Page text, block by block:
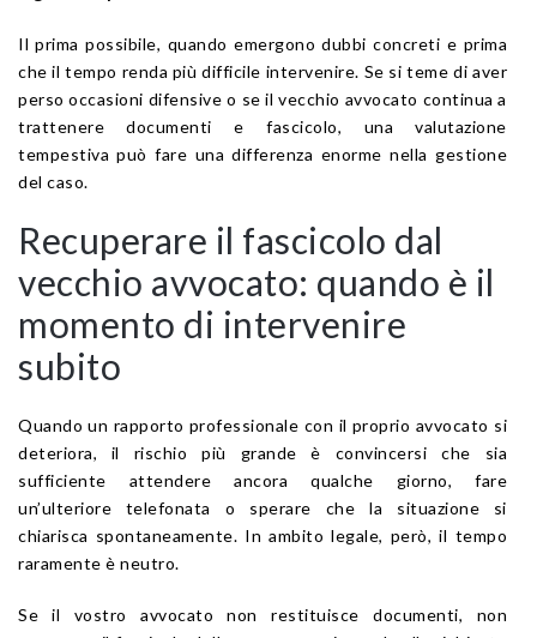
Il prima possibile, quando emergono dubbi concreti e prima
che il tempo renda più difficile intervenire. Se si teme di aver
perso occasioni difensive o se il vecchio avvocato continua a
trattenere documenti e fascicolo, una valutazione
tempestiva può fare una differenza enorme nella gestione
del caso.
Recuperare il fascicolo dal
vecchio avvocato: quando è il
momento di intervenire
subito
Quando un rapporto professionale con il proprio avvocato si
deteriora, il rischio più grande è convincersi che sia
sufficiente attendere ancora qualche giorno, fare
un’ulteriore telefonata o sperare che la situazione si
chiarisca spontaneamente. In ambito legale, però, il tempo
raramente è neutro.
Se il vostro avvocato non restituisce documenti, non